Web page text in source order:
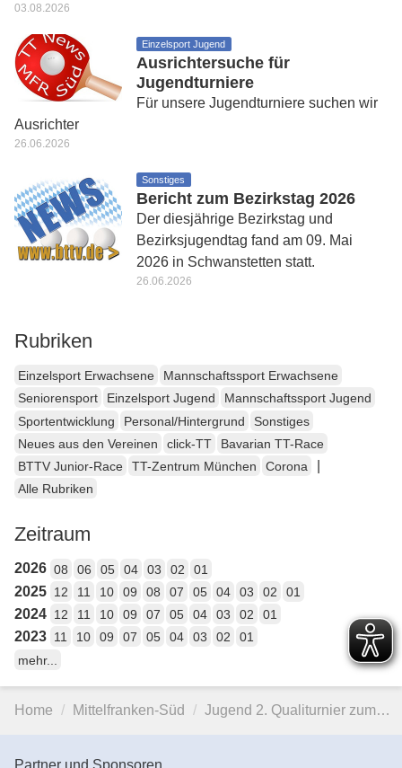
03.08.2026
Einzelsport Jugend
Ausrichtersuche für
Jugendturniere
Für unsere Jugendturniere suchen wir
Ausrichter
26.06.2026
Sonstiges
Bericht zum Bezirkstag 2026
Der diesjährige Bezirkstag und
Bezirksjugendtag fand am 09. Mai
2026 in Schwanstetten statt.
26.06.2026
Rubriken
Einzelsport Erwachsene
Mannschaftssport Erwachsene
Seniorensport
Einzelsport Jugend
Mannschaftssport Jugend
Sportentwicklung
Personal/Hintergrund
Sonstiges
Neues aus den Vereinen
click-TT
Bavarian TT-Race
BTTV Junior-Race
TT-Zentrum München Corona
Alle Rubriken
Zeitraum
2026 08 06 05 04 03 02 01
2025 12 11 10 09 08 07 05 04 03 02 01
2024 12 11 10 09 07 05 04 03 02 01
2023 11 10 09 07 05 04 03 02
01
mehr...
Home Mittelfranken-Süd Jugend 2. Qualiturnier zum…
Partner und Sponsoren